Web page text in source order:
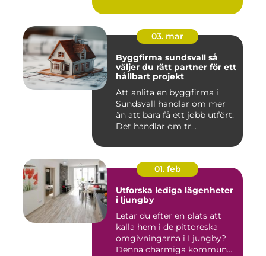
03. mar
Byggfirma sundsvall så
väljer du rätt partner för ett
hållbart projekt
Att anlita en byggfirma i
Sundsvall handlar om mer
än att bara få ett jobb utfört.
Det handlar om tr...
01. feb
Utforska lediga lägenheter
i ljungby
Letar du efter en plats att
kalla hem i de pittoreska
omgivningarna i Ljungby?
Denna charmiga kommun...